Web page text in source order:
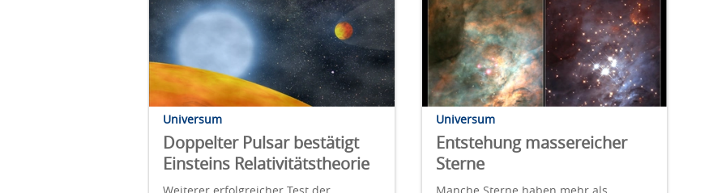
Universum
Doppelter Pulsar bestätigt
Einsteins Relativitätstheorie
Universum
Entstehung massereicher
Sterne